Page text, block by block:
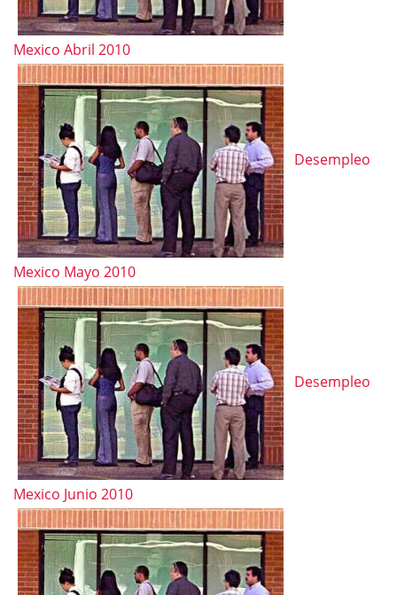
Mexico Abril 2010
Desempleo
Mexico Mayo 2010
Desempleo
Mexico Junio 2010